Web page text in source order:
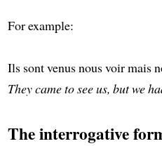
For example:
Ils sont venus nous voir mais
They came to see us, but we
The interrogative